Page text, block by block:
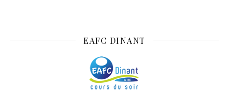
EAFC DINANT